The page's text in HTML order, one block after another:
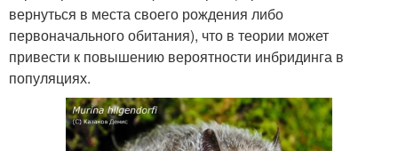
вернуться в места своего рождения либо
первоначального обитания), что в теории может
привести к повышению вероятности инбридинга в
популяциях.